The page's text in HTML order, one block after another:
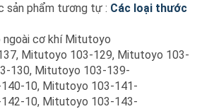
sản phẩm tương tự : Các loại thước
ngoài cơ khí Mitutoyo
Mitutoyo 103-129, Mitutoyo 103-
130, Mitutoyo 103-139-
10, Mitutoyo 103-141-
10, Mitutoyo 103-143-